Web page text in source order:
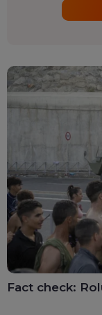
Fact check: